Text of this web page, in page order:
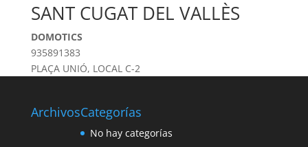
SANT CUGAT DEL VALLÈS
DOMOTICS
935891383
PLAÇA UNIÓ, LOCAL C-2
ArchivosCategorías
No hay categorías